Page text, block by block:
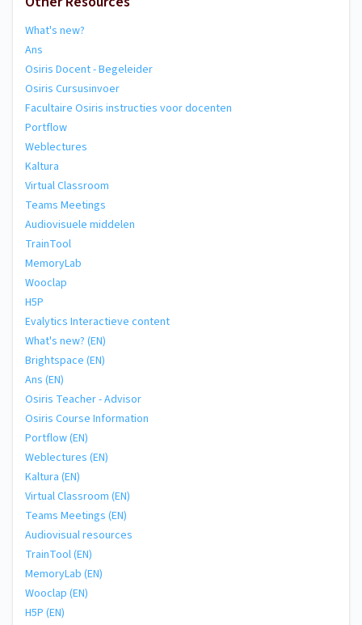
What's new?
Ans
Osiris Docent - Begeleider
Osiris Cursusinvoer
Facultaire Osiris instructies voor docenten
Portflow
Weblectures
Kaltura
Virtual Classroom
Teams Meetings
Audiovisuele middelen
TrainTool
MemoryLab
Wooclap
H5P
Evalytics Interactieve content
What's new? (EN)
Brightspace (EN)
Ans (EN)
Osiris Teacher - Advisor
Osiris Course Information
Portflow (EN)
Weblectures (EN)
Kaltura (EN)
Virtual Classroom (EN)
Teams Meetings (EN)
Audiovisual resources
TrainTool (EN)
MemoryLab (EN)
Wooclap (EN)
H5P (EN)